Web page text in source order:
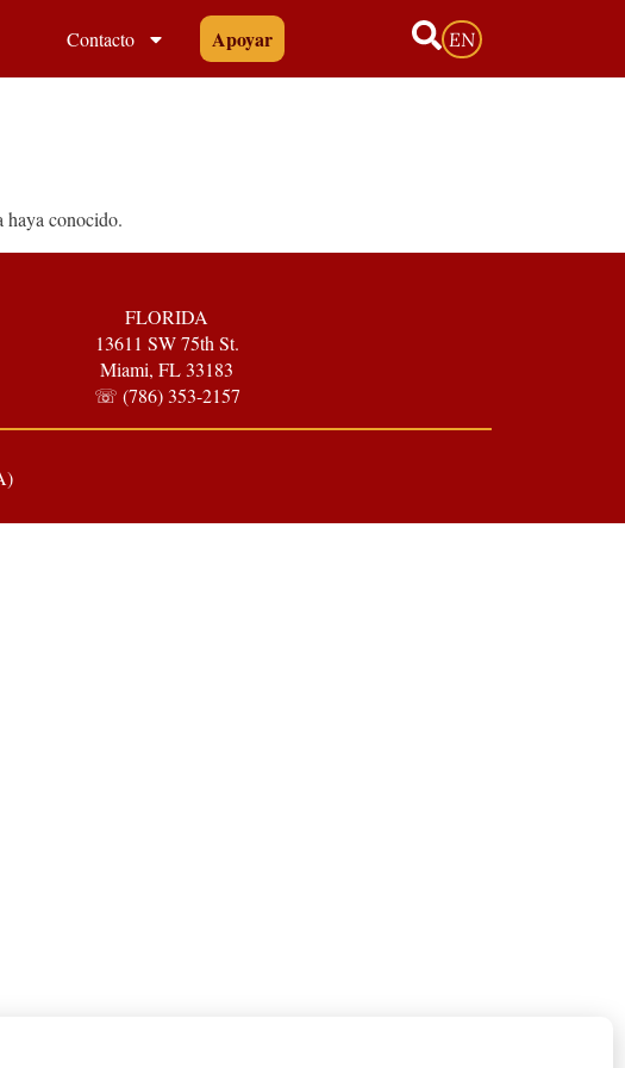
Contacto Apoyar EN
haya conocido.
FLORIDA
13611 SW 75th St.
Miami, FL 33183
☏ (786) 353-2157